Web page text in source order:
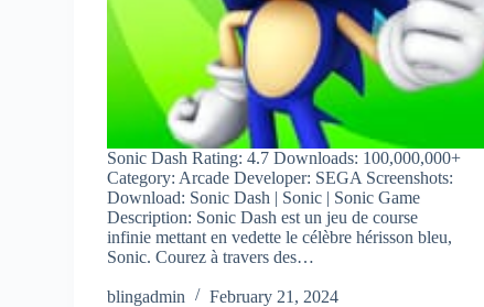
Sonic Dash Rating: 4.7 Downloads: 100,000,000+
Category: Arcade Developer: SEGA Screenshots:
Download: Sonic Dash | Sonic | Sonic Game
Description: Sonic Dash est un jeu de course
infinie mettant en vedette le célèbre hérisson bleu,
Sonic. Courez à travers des…
blingadmin February 21, 2024